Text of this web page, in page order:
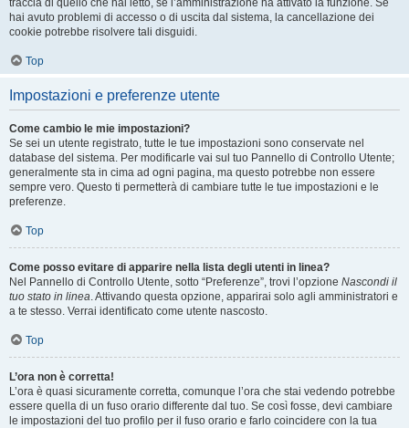
traccia di quello che hai letto, se l’amministrazione ha attivato la funzione. Se
hai avuto problemi di accesso o di uscita dal sistema, la cancellazione dei
cookie potrebbe risolvere tali disguidi.
Top
Impostazioni e preferenze utente
Come cambio le mie impostazioni?
Se sei un utente registrato, tutte le tue impostazioni sono conservate nel
database del sistema. Per modificarle vai sul tuo Pannello di Controllo Utente;
generalmente sta in cima ad ogni pagina, ma questo potrebbe non essere
sempre vero. Questo ti permetterà di cambiare tutte le tue impostazioni e le
preferenze.
Top
Come posso evitare di apparire nella lista degli utenti in linea?
Nel Pannello di Controllo Utente, sotto “Preferenze”, trovi l’opzione Nascondi il
tuo stato in linea. Attivando questa opzione, apparirai solo agli amministratori e
a te stesso. Verrai identificato come utente nascosto.
Top
L’ora non è corretta!
L’ora è quasi sicuramente corretta, comunque l’ora che stai vedendo potrebbe
essere quella di un fuso orario differente dal tuo. Se così fosse, devi cambiare
le impostazioni del tuo profilo per il fuso orario e farlo coincidere con la tua